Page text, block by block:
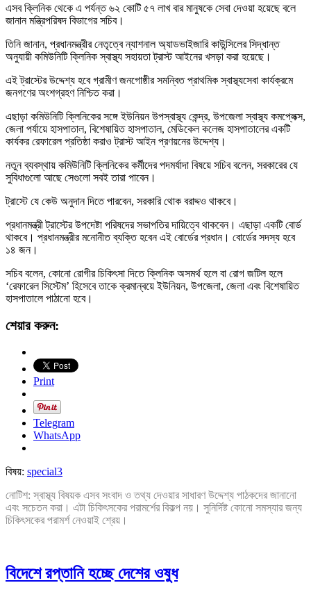
এসব ক্লিনিক থেকে এ পর্যন্ত ৬২ কোটি ৫৭ লাখ বার মানুষকে সেবা দেওয়া হয়েছে বলে
জানান মন্ত্রিপরিষদ বিভাগের সচিব।
তিনি জানান, প্রধানমন্ত্রীর নেতৃত্বে ন্যাশনাল অ্যাডভাইজারি কাউন্সিলের সিদ্ধান্ত
অনুযায়ী কমিউনিটি ক্লিনিক স্বাস্থ্য সহায়তা ট্রাস্ট আইনের খসড়া করা হয়েছে।
এই ট্রাস্টের উদ্দেশ্য হবে গ্রামীণ জনগোষ্ঠীর সমন্বিত প্রাথমিক স্বাস্থ্যসেবা কার্যক্রমে
জনগণের অংশগ্রহণ নিশ্চিত করা।
এছাড়া কমিউনিটি ক্লিনিকের সঙ্গে ইউনিয়ন উপস্বাস্থ্য কেন্দ্র, উপজেলা স্বাস্থ্য কমপ্লেক্স,
জেলা পর্যায়ে হাসপাতাল, বিশেষায়িত হাসপাতাল, মেডিকেল কলেজ হাসপাতালের একটি
কার্যকর রেফারেল প্রতিষ্ঠা করাও ট্রাস্ট আইন প্রণয়নের উদ্দেশ্য।
নতুন ব্যবস্থায় কমিউনিটি ক্লিনিকের কর্মীদের পদমর্যাদা বিষয়ে সচিব বলেন, সরকারের যে
সুবিধাগুলো আছে সেগুলো সবই তারা পাবেন।
ট্রাস্টে যে কেউ অনুদান দিতে পারবেন, সরকারি থোক বরাদ্দও থাকবে।
প্রধানমন্ত্রী ট্রাস্টের উপদেষ্টা পরিষদের সভাপতির দায়িত্বে থাকবেন। এছাড়া একটি বোর্ড
থাকবে। প্রধানমন্ত্রীর মনোনীত ব্যক্তি হবেন এই বোর্ডের প্রধান। বোর্ডের সদস্য হবে
১৪ জন।
সচিব বলেন, কোনো রোগীর চিকিৎসা দিতে ক্লিনিক অসমর্থ হলে বা রোগ জটিল হলে
‘রেফারেল সিস্টেম’ হিসেবে তাকে ক্রমান্বয়ে ইউনিয়ন, উপজেলা, জেলা এবং বিশেষায়িত
হাসপাতালে পাঠানো হবে।
শেয়ার করুন:
Print
Telegram
WhatsApp
বিষয়: special3
নোটিশ: স্বাস্থ্য বিষয়ক এসব সংবাদ ও তথ্য দেওয়ার সাধারণ উদ্দেশ্য পাঠকদের জানানো
এবং সচেতন করা। এটা চিকিৎসকের পরামর্শের বিকল্প নয়। সুনির্দিষ্ট কোনো সমস্যার জন্য
চিকিৎসকের পরামর্শ নেওয়াই শ্রেয়।
বিদেশে রপ্তানি হচ্ছে দেশের ওষুধ